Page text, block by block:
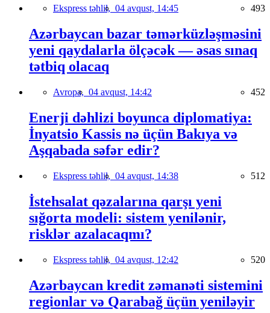
Ekspress təhlil, 04 avqust, 14:45 493
Azərbaycan bazar təmərküzləşməsini
yeni qaydalarla ölçəcək — əsas sınaq
tətbiq olacaq
Avropa, 04 avqust, 14:42 452
Enerji dəhlizi boyunca diplomatiya:
İnyatsio Kassis nə üçün Bakıya və
Aşqabada səfər edir?
Ekspress təhlil, 04 avqust, 14:38 512
İstehsalat qəzalarına qarşı yeni
sığorta modeli: sistem yenilənir,
risklər azalacaqmı?
Ekspress təhlil, 04 avqust, 12:42 520
Azərbaycan kredit zəmanəti sistemini
regionlar və Qarabağ üçün yeniləyir